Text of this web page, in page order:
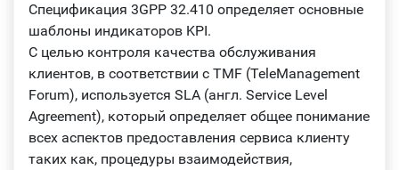
Спецификация 3GPP 32.410 определяет основные
шаблоны индикаторов KPI.
С целью контроля качества обслуживания
клиентов, в соответствии с TMF (TeleManagement
Forum), используется SLA (англ. Service Level
Agreement), который определяет общее понимание
всех аспектов предоставления сервиса клиенту
таких как, процедуры взаимодействия,